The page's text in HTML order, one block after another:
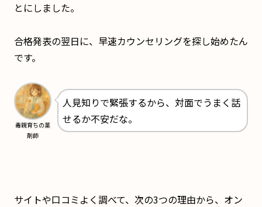
とにしました。
合格発表の翌日に、早速カウンセリングを探し始めたん
です。
毒親育ちの薬
剤師
人見知りで緊張するから、対面でうまく話
せるか不安だな。
サイトや口コミよく調べて、次の3つの理由から、オン